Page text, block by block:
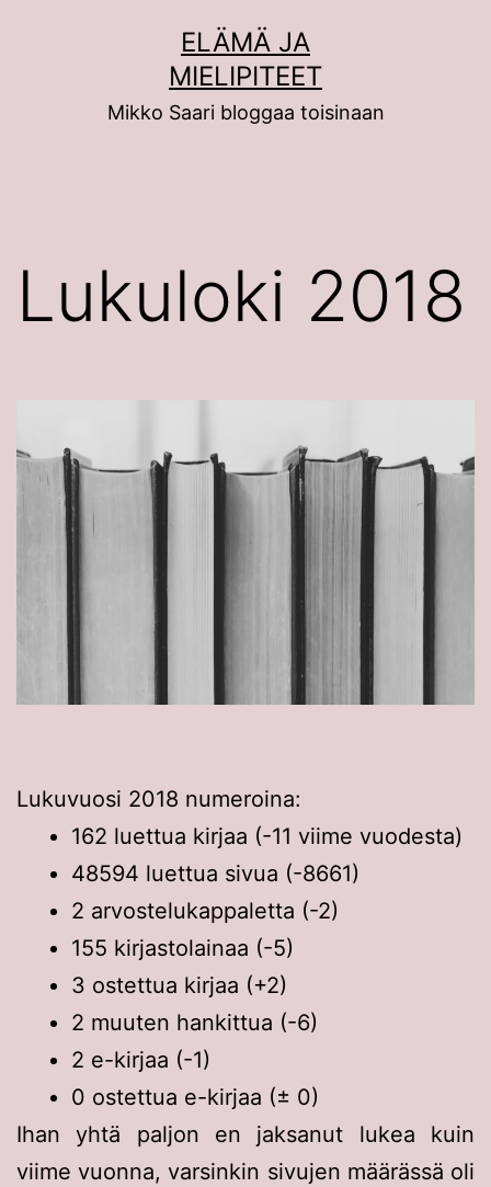
ELÄMÄ JA
MIELIPITEET
Mikko Saari bloggaa toisinaan
Lukuloki 2018
Lukuvuosi 2018 numeroina:
162 luettua kirjaa (-11 viime vuodesta)
48594 luettua sivua (-8661)
2 arvostelukappaletta (-2)
155 kirjastolainaa (-5)
3 ostettua kirjaa (+2)
2 muuten hankittua (-6)
2 e-kirjaa (-1)
0 ostettua e-kirjaa (± 0)
Ihan yhtä paljon en jaksanut lukea kuin
viime vuonna, varsinkin sivujen määrässä oli